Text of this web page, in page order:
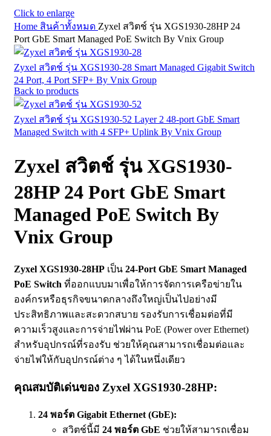
Click to enlarge
Home สินค้าทั้งหมด Zyxel สวิตช์ รุ่น XGS1930-28HP 24
Port GbE Smart Managed PoE Switch By Vnix Group
Zyxel สวิตช์ รุ่น XGS1930-28 Smart Managed Gigabit Switch
24 Port, 4 Port SFP+ By Vnix Group
Back to products
Zyxel สวิตช์ รุ่น XGS1930-52 Layer 2 48-port GbE Smart
Managed Switch with 4 SFP+ Uplink By Vnix Group
Zyxel สวิตช์ รุ่น XGS1930-
28HP 24 Port GbE Smart
Managed PoE Switch By
Vnix Group
Zyxel XGS1930-28HP เป็น 24-Port GbE Smart Managed
PoE Switch ที่ออกแบบมาเพื่อให้การจัดการเครือข่ายใน
องค์กรหรือธุรกิจขนาดกลางถึงใหญ่เป็นไปอย่างมี
ประสิทธิภาพและสะดวกสบาย รองรับการเชื่อมต่อที่มี
ความเร็วสูงและการจ่ายไฟผ่าน PoE (Power over Ethernet)
สำหรับอุปกรณ์ที่รองรับ ช่วยให้คุณสามารถเชื่อมต่อและ
จ่ายไฟให้กับอุปกรณ์ต่าง ๆ ได้ในหนึ่งเดียว
คุณสมบัติเด่นของ Zyxel XGS1930-28HP:
24 พอร์ต Gigabit Ethernet (GbE):
สวิตช์นี้มี 24 พอร์ต GbE ช่วยให้สามารถเชื่อม